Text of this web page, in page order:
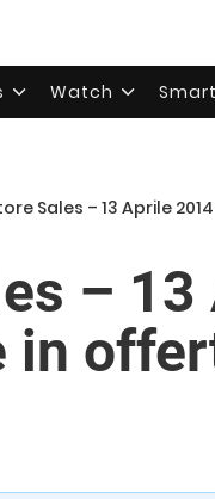
Watch
Sales – 13 Aprile
–
in